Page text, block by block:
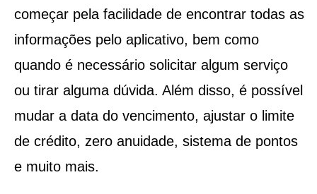
começar pela facilidade de encontrar todas as
informações pelo aplicativo, bem como
quando é necessário solicitar algum serviço
ou tirar alguma dúvida. Além disso, é possível
mudar a data do vencimento, ajustar o limite
de crédito, zero anuidade, sistema de pontos
e muito mais.